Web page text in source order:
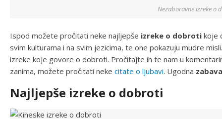
Nezaboravne izreke o
Ispod možete pročitati neke najljepše izreke o dobroti koje
svim kulturama i na svim jezicima, te one pokazuju mudre
izreke koje govore o dobroti. Pročitajte ih te nam u
zanima, možete pročitati neke citate o ljubavi. Ugodna zabava
Najljepše izreke o dobroti